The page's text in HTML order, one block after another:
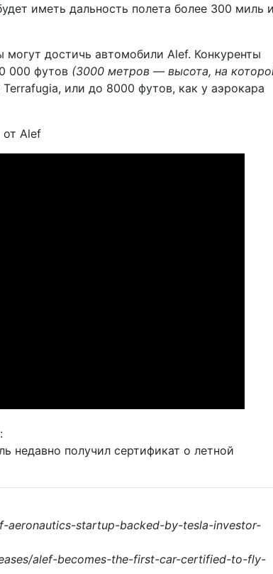
иметь дальность полета более 300 миль и
достичь автомобили Alef. Конкуренты
000 футов (3000 метров — высота, на
Terrafugia, или до 8000 футов, как у аэрокара
Alef
получил сертификат о летной
aeronautics-startup-backed-by-tesla-investor-
alef-becomes-the-first-car-certified-to-fly-